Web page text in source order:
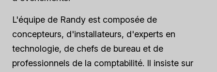
L'équipe de Randy est composée de
concepteurs, d'installateurs, d'experts en
technologie, de chefs de bureau et de
professionnels de la comptabilité. Il insiste sur